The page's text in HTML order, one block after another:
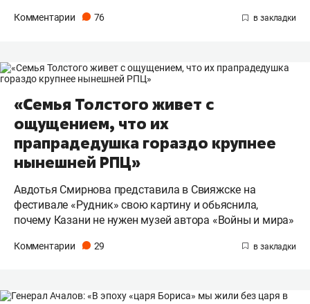
Комментарии 76
«Семья Толстого живет с
ощущением, что их
прапрадедушка гораздо крупнее
нынешней РПЦ»
Авдотья Смирнова представила в Свияжске на
фестивале «Рудник» свою картину и обьяснила,
почему Казани не нужен музей автора «Войны и мира»
Комментарии 29